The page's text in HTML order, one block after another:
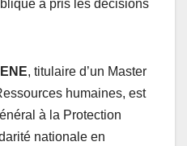
a pris les décisions
, titulaire d’un Master
humaines, est
à la Protection
nationale en